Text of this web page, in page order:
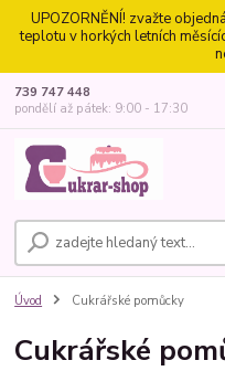
UPOZORNĚNÍ! zvažte
teplotu v horkých letních
739 747 448
pondělí až pátek: 9:00 - 17:30
Úvod Cukrářské pomůcky
Cukrářské